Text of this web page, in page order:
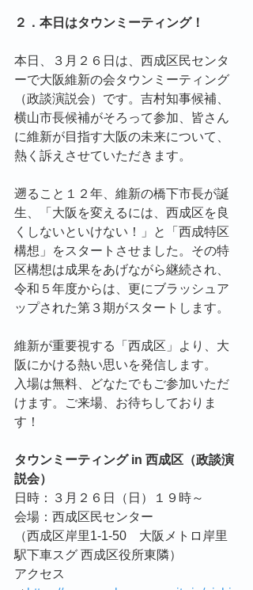
２．本日はタウンミーティング！
本日、３月２６日は、西成区民センタ
ーで大阪維新の会タウンミーティング
（政談演説会）です。吉村知事候補、
横山市長候補がそろって参加、皆さん
に維新が目指す大阪の未来について、
熱く訴えさせていただきます。
遡ること１２年、維新の橋下市長が誕
生、「大阪を変えるには、西成区を良
くしないといけない！」と「西成特区
構想」をスタートさせました。その特
区構想は成果をあげながら継続され、
令和５年度からは、更にブラッシュア
ップされた第３期がスタートします。
維新が重要視する「西成区」より、大
阪にかける熱い思いを発信します。
入場は無料、どなたでもご参加いただ
けます。ご来場、お待ちしておりま
す！
タウンミーティング in 西成区（政談演
説会）
日時：３月２６日（日）１９時～
会場：西成区民センター
（西成区岸里1-1-50　大阪メトロ岸里
駅下車スグ 西成区役所東隣）
アクセス